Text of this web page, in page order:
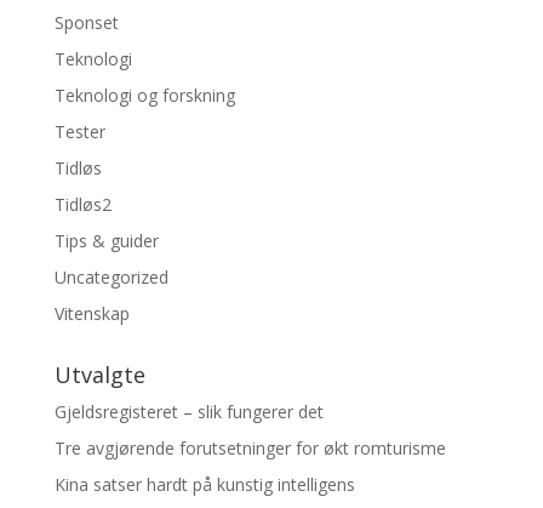
Sponset
Teknologi
Teknologi og forskning
Tester
Tidløs
Tidløs2
Tips & guider
Uncategorized
Vitenskap
Utvalgte
Gjeldsregisteret – slik fungerer det
Tre avgjørende forutsetninger for økt romturisme
Kina satser hardt på kunstig intelligens